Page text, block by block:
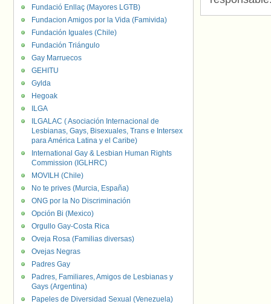
Fundació Enllaç (Mayores LGTB)
Fundacion Amigos por la Vida (Famivida)
Fundación Iguales (Chile)
Fundación Triángulo
Gay Marruecos
GEHITU
Gylda
Hegoak
ILGA
ILGALAC ( Asociación Internacional de
Lesbianas, Gays, Bisexuales, Trans e Intersex
para América Latina y el Caribe)
International Gay & Lesbian Human Rights
Commission (IGLHRC)
MOVILH (Chile)
No te prives (Murcia, España)
ONG por la No Discriminación
Opción Bi (Mexico)
Orgullo Gay-Costa Rica
Oveja Rosa (Familias diversas)
Ovejas Negras
Padres Gay
Padres, Familiares, Amigos de Lesbianas y
Gays (Argentina)
Papeles de Diversidad Sexual (Venezuela)